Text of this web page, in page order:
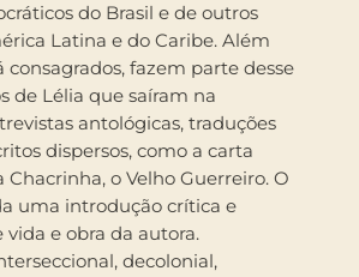
do Brasil e de outros
Latina e do Caribe. Além
consagrados, fazem parte desse
de Lélia que saíram na
antológicas, traduções
dispersos, como a carta
Chacrinha, o Velho Guerreiro. O
uma introdução crítica e
vida e obra da autora.
decolonial,